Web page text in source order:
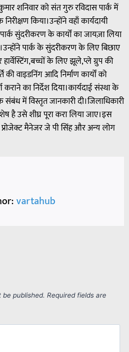
शनिवार को संत गुरु रविदास पार्क में
किया।उन्होंने वहाँ कार्यदायी
सुंदरीकरण के कार्यों का जायज़ा लिया
पार्क के सुंदरीकरण के लिए बिछाए
के लिए झूले,प्ले ग्रुप की
की वाइडनिंग आदि निर्माण कार्यों को
का निर्देश दिया।कार्यदाई संस्था के
में विस्तृत जानकारी दी।जिलाधिकारी
है उसे शीघ्र पूरा करा लिया जाए।इस
मैनेजर जे पी सिंह और अन्य लोग
vartahub
be published. Required fields are